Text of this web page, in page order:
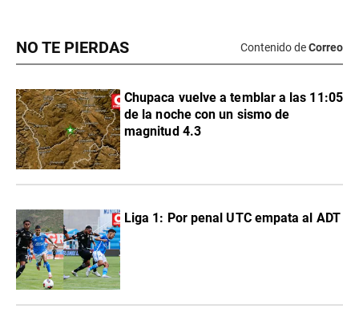
NO TE PIERDAS Contenido deCorreo
Chupaca vuelve a temblar a las 11:05
de la noche con un sismo de
magnitud 4.3
Liga 1: Por penal UTC empata al ADT